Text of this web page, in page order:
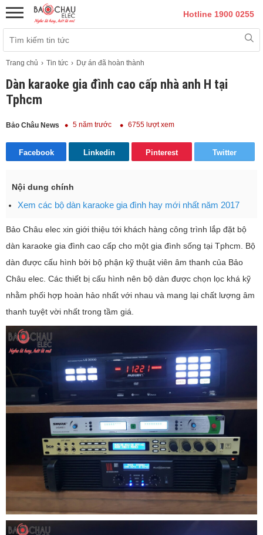
Hotline 1900 0255
Trang chủ Tin tức Dự án đã hoàn thành
Dàn karaoke gia đình cao cấp nhà anh H tại
Tphcm
Bảo Châu News 5 năm trước 6755 lượt xem
Facebook Linkedin Pinterest Twitter
Nội dung chính
Xem các bộ dàn karaoke gia đình hay mới nhất năm 2017
Bảo Châu elec xin giới thiệu tới khách hàng công trình lắp đặt bộ
dàn karaoke gia đình cao cấp cho một gia đình sống tại Tphcm. Bộ
dàn được cấu hình bởi bộ phận kỹ thuật viên âm thanh của Bảo
Châu elec. Các thiết bị cấu hình nên bộ dàn được chọn lọc khá kỹ
nhằm phối hợp hoàn hảo nhất với nhau và mang lại chất lượng âm
thanh tuyệt vời nhất trong tầm giá.